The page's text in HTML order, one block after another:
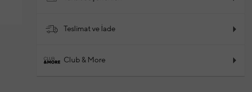
Teslimat ve İade
Club & More